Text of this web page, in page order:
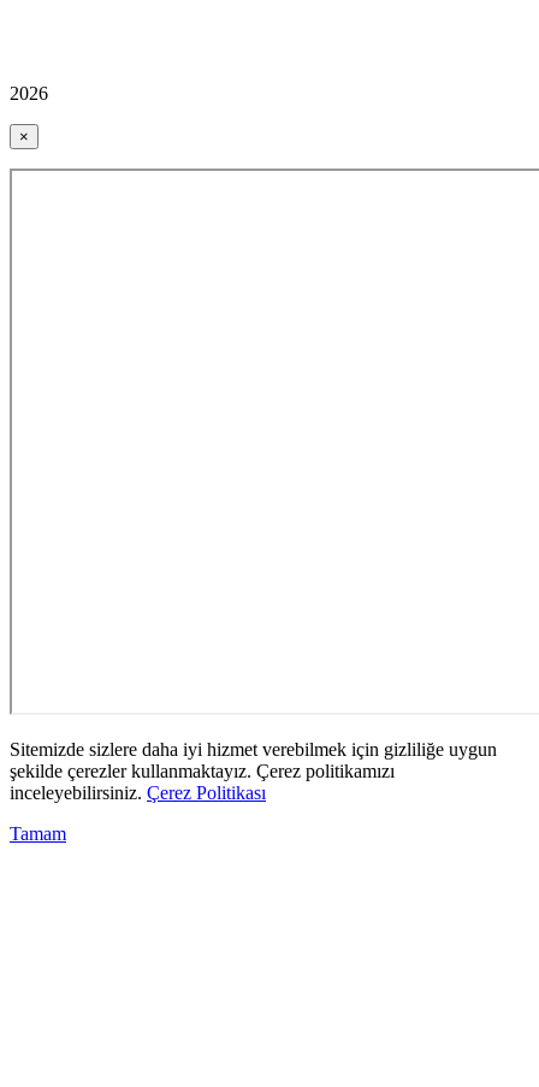
2026
×
Sitemizde sizlere daha iyi hizmet verebilmek için gizliliğe uygun
şekilde çerezler kullanmaktayız. Çerez politikamızı
inceleyebilirsiniz. Çerez Politikası
Tamam